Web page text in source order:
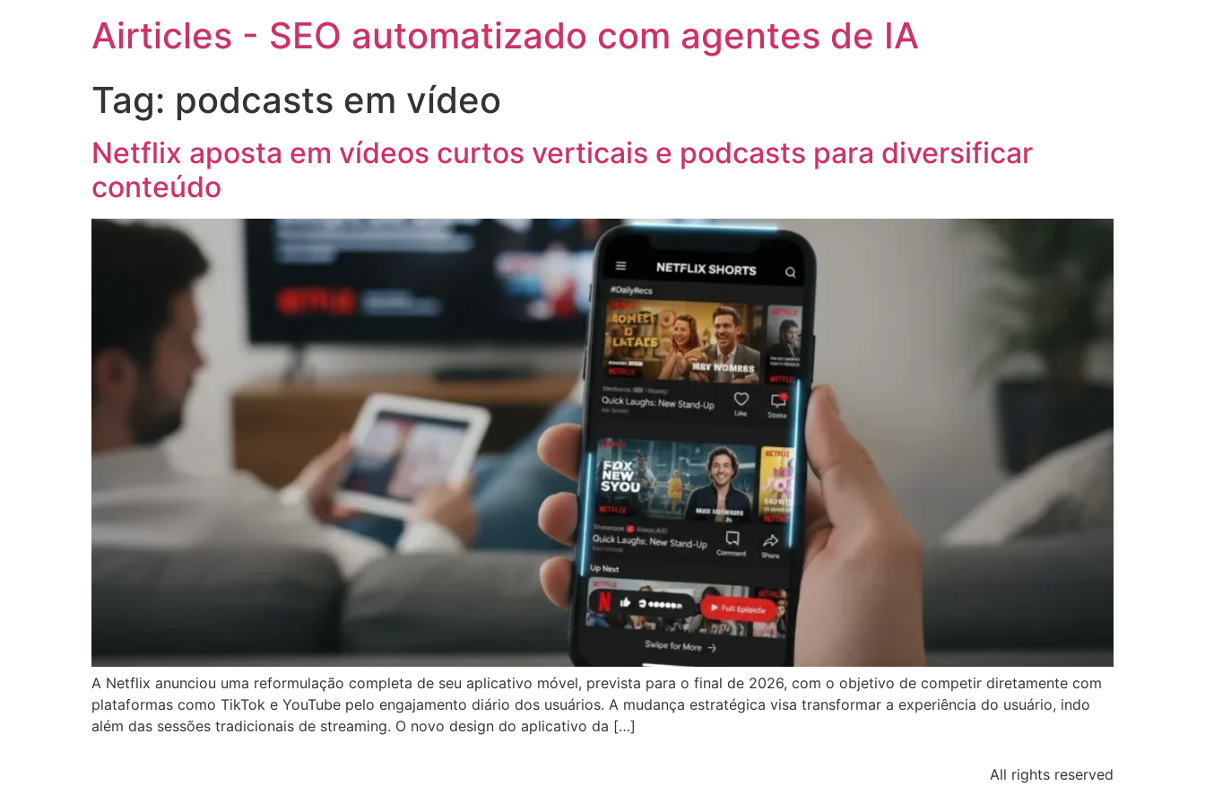
Airticles - SEO automatizado com agentes de IA
Tag: podcasts em vídeo
Netflix aposta em vídeos curtos verticais e podcasts para diversificar
conteúdo
A Netflix anunciou uma reformulação completa de seu aplicativo móvel, prevista para o final de 2026, com o objetivo de competir diretamente com
plataformas como TikTok e YouTube pelo engajamento diário dos usuários. A mudança estratégica visa transformar a experiência do usuário, indo
além das sessões tradicionais de streaming. O novo design do aplicativo da […]
All rights reserved